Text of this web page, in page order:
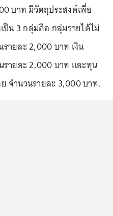
บาท มีวัตถุประสงค์เพื่อ
ป็น 3 กลุ่มคือ กลุ่มรายได้ไม่
ายละ 2,000 บาท เงิน
รายละ 2,000 บาท และทุน
จำนวนรายละ 3,000 บาท.